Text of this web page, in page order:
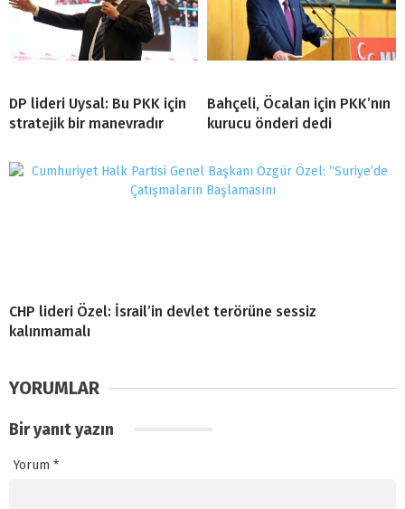
DP lideri Uysal: Bu PKK için
stratejik bir manevradır
Bahçeli, Öcalan için PKK’nın
kurucu önderi dedi
CHP lideri Özel: İsrail’in devlet terörüne sessiz
kalınmamalı
YORUMLAR
Bir yanıt yazın
Yorum *